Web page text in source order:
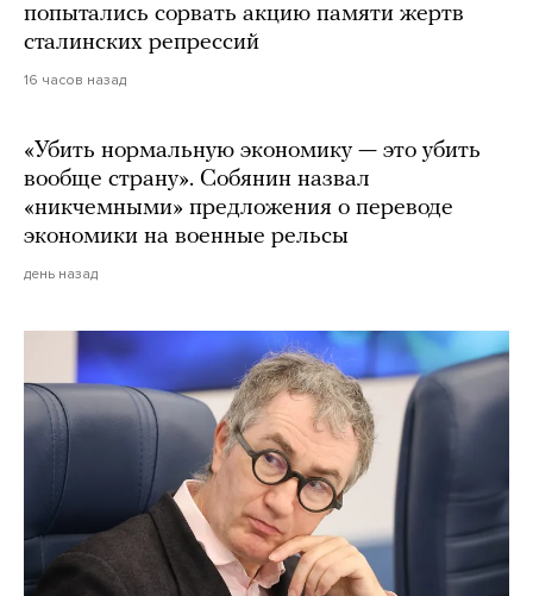
попытались сорвать акцию памяти жертв
сталинских репрессий
16 часов назад
«Убить нормальную экономику — это убить
вообще страну». Собянин назвал
«никчемными» предложения о переводе
экономики на военные рельсы
день назад